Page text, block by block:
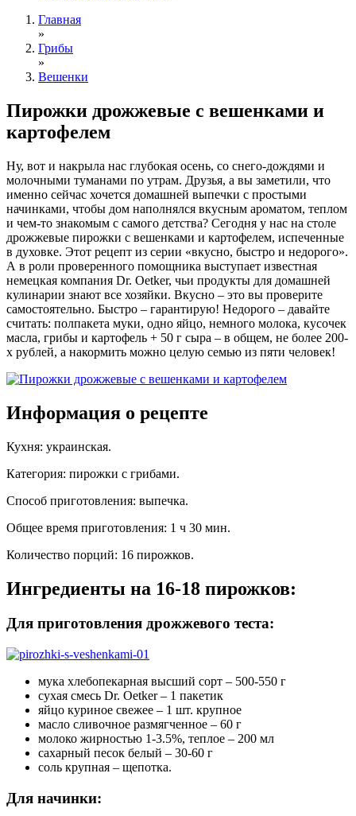
Главная
»
Грибы
»
Вешенки
Пирожки дрожжевые с вешенками и
картофелем
Ну, вот и накрыла нас глубокая осень, со снего-дождями и
молочными туманами по утрам. Друзья, а вы заметили, что
именно сейчас хочется домашней выпечки с простыми
начинками, чтобы дом наполнялся вкусным ароматом, теплом
и чем-то знакомым с самого детства? Сегодня у нас на столе
дрожжевые пирожки с вешенками и картофелем, испеченные
в духовке. Этот рецепт из серии «вкусно, быстро и недорого».
А в роли проверенного помощника выступает известная
немецкая компания Dr. Oetker, чьи продукты для домашней
кулинарии знают все хозяйки. Вкусно – это вы проверите
самостоятельно. Быстро – гарантирую! Недорого – давайте
считать: полпакета муки, одно яйцо, немного молока, кусочек
масла, грибы и картофель + 50 г сыра – в общем, не более 200-
х рублей, а накормить можно целую семью из пяти человек!
Информация о рецепте
Кухня: украинская.
Категория: пирожки с грибами.
Способ приготовления: выпечка.
Общее время приготовления: 1 ч 30 мин.
Количество порций: 16 пирожков.
Ингредиенты на 16-18 пирожков:
Для приготовления дрожжевого теста:
мука хлебопекарная высший сорт – 500-550 г
сухая смесь Dr. Oetker – 1 пакетик
яйцо куриное свежее – 1 шт. крупное
масло сливочное размягченное – 60 г
молоко жирностью 1-3.5%, теплое – 200 мл
сахарный песок белый – 30-60 г
соль крупная – щепотка.
Для начинки: